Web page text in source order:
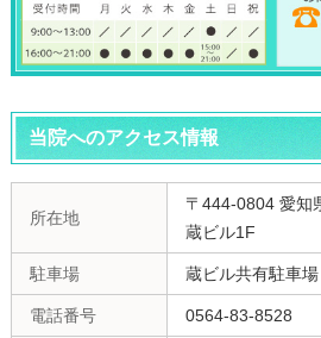
当院へのアクセス情報
所在地
〒444-0804 愛知
蔵ビル1F
駐車場 蔵ビル共有駐車
電話番号 0564-83-8528